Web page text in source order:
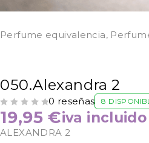
Perfume equivalencia,
050.Alexandra 2
0 reseñas 8
19,95€iva incluido
ALEXANDRA 2